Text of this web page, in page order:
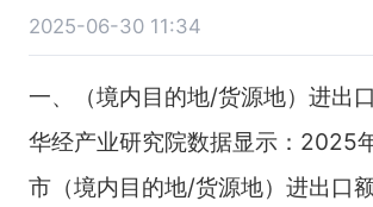
2025-06-30 11:34
一、（境内目的地/货源地）进出
华经产业研究院数据显示：2025
市（境内目的地/货源地）进出口